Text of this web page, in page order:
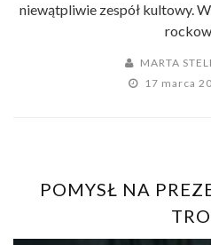
niewątpliwie zespół kultowy.
MARTA
17 marca
POMYSŁ NA